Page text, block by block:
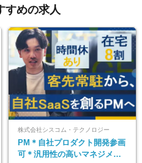
すめの求人
株式会社シスコム・テクノロジー
PM＊自社プロダクト開発参画
可＊汎用性の高いマネジメン